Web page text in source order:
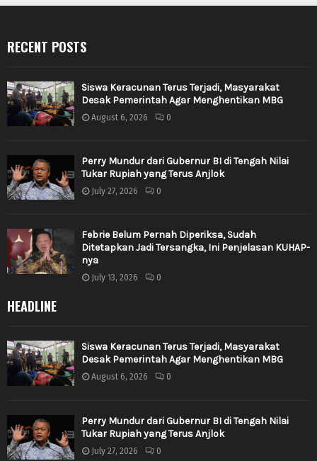
RECENT POSTS
Siswa Keracunan Terus Terjadi, Masyarakat
Desak Pemerintah Agar Menghentikan MBG
August 6, 2026 0
Perry Mundur dari Gubernur BI di Tengah Nilai
Tukar Rupiah yang Terus Anjlok
July 27, 2026 0
Febrie Belum Pernah Diperiksa, Sudah
Ditetapkan Jadi Tersangka, Ini Penjelasan KUHAP-
nya
July 13, 2026 0
HEADLINE
Siswa Keracunan Terus Terjadi, Masyarakat
Desak Pemerintah Agar Menghentikan MBG
August 6, 2026 0
Perry Mundur dari Gubernur BI di Tengah Nilai
Tukar Rupiah yang Terus Anjlok
July 27, 2026 0